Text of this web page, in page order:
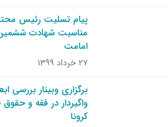
پیام تسلیت رئیس
مناسبت شهادت ششمین
امامت
۲۷ خرداد ۱۳۹۹
برگزاری وبینار بررسی
واگیردار در فقه و حقوق
کرونا